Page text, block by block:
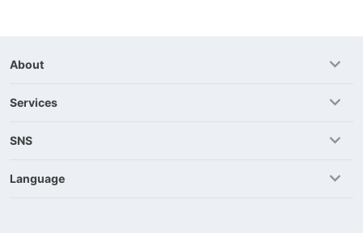
About
Services
SNS
Language